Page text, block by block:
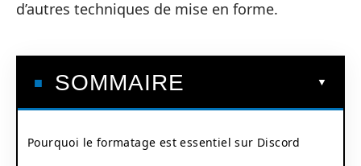
d’autres techniques de mise en forme.
SOMMAIRE
Pourquoi le formatage est essentiel sur Discord